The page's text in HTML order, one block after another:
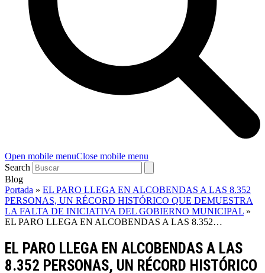
Open mobile menuClose mobile menu
Search
Blog
Portada » EL PARO LLEGA EN ALCOBENDAS A LAS 8.352
PERSONAS, UN RÉCORD HISTÓRICO QUE DEMUESTRA
LA FALTA DE INICIATIVA DEL GOBIERNO MUNICIPAL »
EL PARO LLEGA EN ALCOBENDAS A LAS 8.352…
EL PARO LLEGA EN ALCOBENDAS A LAS
8.352 PERSONAS, UN RÉCORD HISTÓRICO